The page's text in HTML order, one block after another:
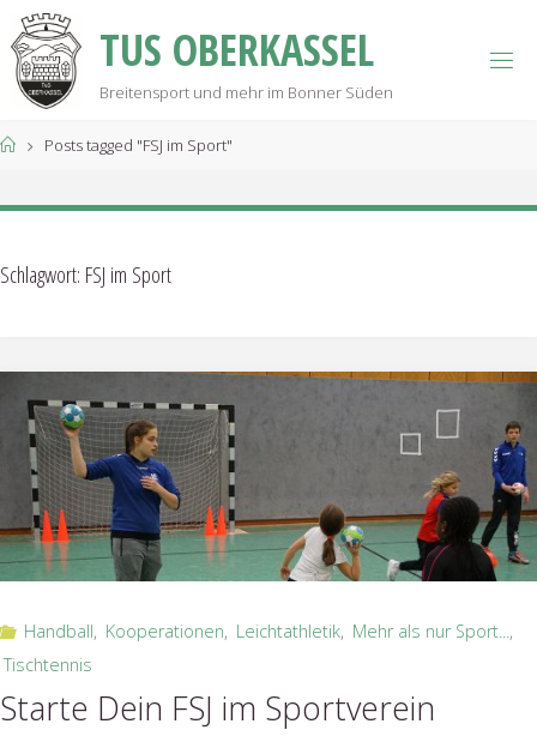
Skip
to
content
TUS OBERKASSEL
Breitensport und mehr im Bonner Süden
HomePosts tagged "FSJ im Sport"
Schlagwort: FSJ im Sport
Handball, Kooperationen, Leichtathletik, Mehr als nur Sport...,
Tischtennis
Starte Dein FSJ im Sportverein